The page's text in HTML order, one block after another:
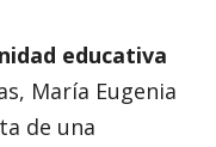
educativa
María Eugenia
de una